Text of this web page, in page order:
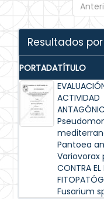
Resultados
PORTADATÍTULO
ACTIVIDAD
Pantoea
Variovorax
CONTRA
Fusarium